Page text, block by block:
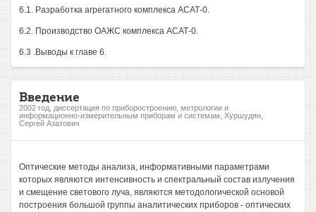
6.1. Разработка агрегатного комплекса АСАТ-0.
6.2. Производство ОАЖС комплекса АСАТ-0.
6.3 .Выводы к главе 6.
Введение
2002 год, диссертация по приборостроению, метрологии и
информационно-измерительным приборам и системам, Хуршудян,
Сергей Азатович
Оптические методы анализа, информативными параметрами
которых являются интенсивность и спектральный состав излучения
и смещение светового луча, являются методологической основой
построения большой группы аналитических приборов - оптических